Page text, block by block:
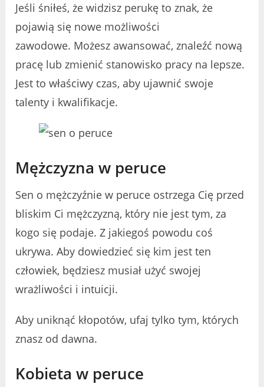
Jeśli śniłeś, że widzisz perukę to znak, że
pojawią się nowe możliwości
zawodowe. Możesz awansować, znaleźć nową
pracę lub zmienić stanowisko pracy na lepsze.
Jest to właściwy czas, aby ujawnić swoje
talenty i kwalifikacje.
Mężczyzna w peruce
Sen o mężczyźnie w peruce ostrzega Cię przed
bliskim Ci mężczyzną, który nie jest tym, za
kogo się podaje. Z jakiegoś powodu coś
ukrywa. Aby dowiedzieć się kim jest ten
człowiek, będziesz musiał użyć swojej
wrażliwości i intuicji.
Aby uniknąć kłopotów, ufaj tylko tym, których
znasz od dawna.
Kobieta w peruce